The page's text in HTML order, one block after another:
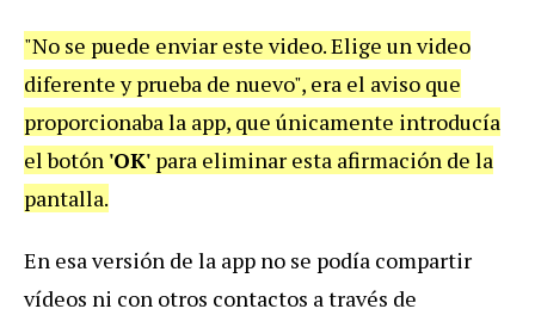
"No se puede enviar este video. Elige un video
diferente y prueba de nuevo", era el aviso que
proporcionaba la app, que únicamente introducía
el botón 'OK' para eliminar esta afirmación de la
pantalla.
En esa versión de la app no se podía compartir
vídeos ni con otros contactos a través de